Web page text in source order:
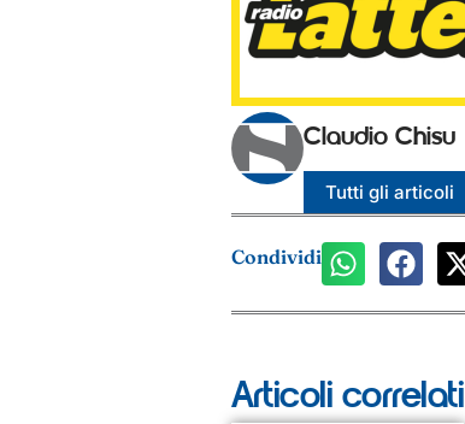
Claudio Chisu
Tutti gli articoli
Condividi
Articoli correlati